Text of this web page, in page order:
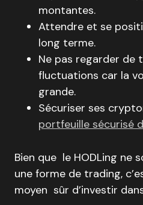
montantes.
Attendre et se
long terme.
Ne pas regarder de
fluctuations car la
grande.
Sécuriser ses
portfeuille sécurisé
Bien que le HODLing ne
une forme de trading,
moyen sûr d’investir